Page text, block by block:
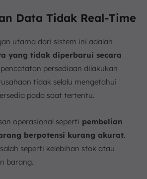
Data Tidak Real-Time
utama dari sistem ini adalah
yang tidak diperbarui secara
persediaan dilakukan
tidak selalu mengetahui
pada saat tertentu.
operasional seperti pembelian
berpotensi kurang akurat.
seperti kelebihan stok atau
barang.